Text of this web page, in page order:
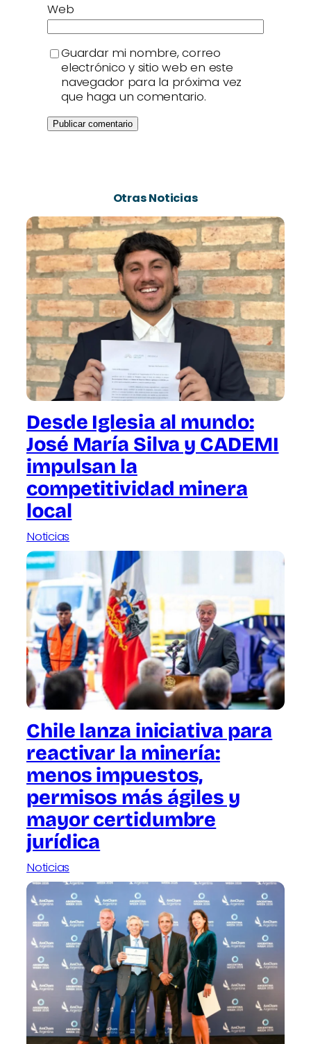
Web
Guardar mi nombre, correo
electrónico y sitio web en este
navegador para la próxima vez
que haga un comentario.
Otras Noticias
Desde Iglesia al mundo:
José María Silva y CADEMI
impulsan la
competitividad minera
local
Noticias
Chile lanza iniciativa para
reactivar la minería:
menos impuestos,
permisos más ágiles y
mayor certidumbre
jurídica
Noticias